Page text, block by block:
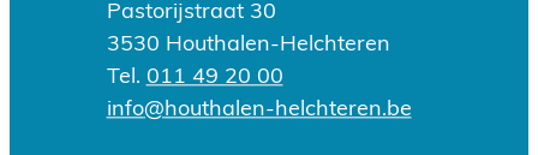
Pastorijstraat 30
,3530 Houthalen-Helchteren
011 49 20 00
E-mailinfo@houthalen-helchteren.be